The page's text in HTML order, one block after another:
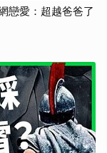
戀愛：超越爸爸了